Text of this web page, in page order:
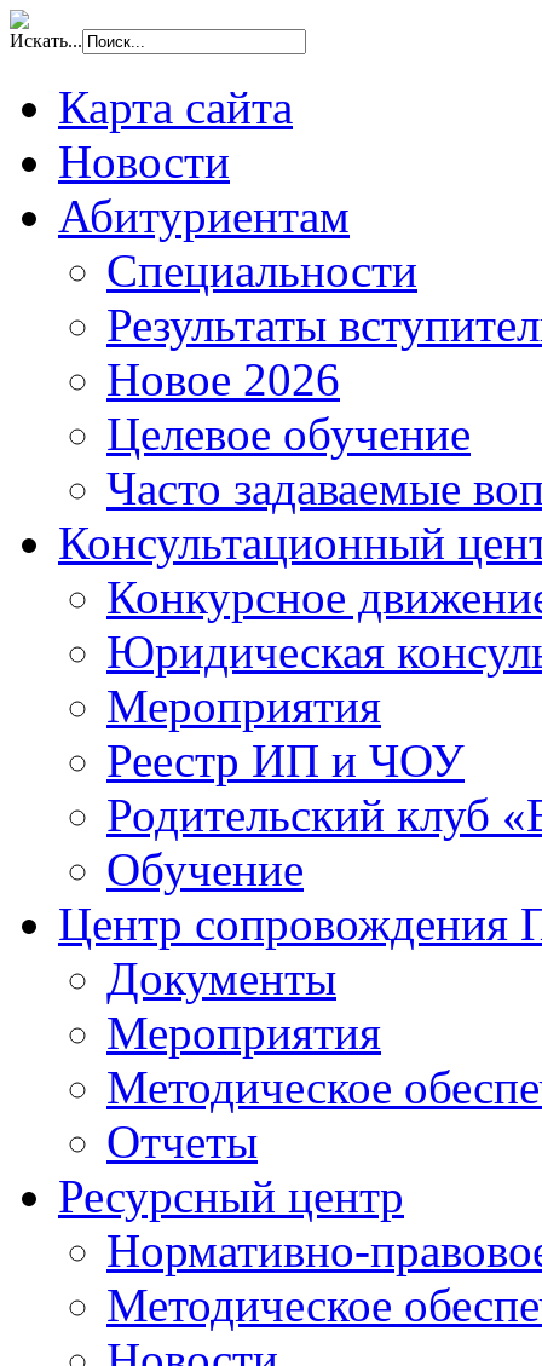
Искать...
Карта сайта
Новости
Абитуриентам
Специальности
Результаты
Новое 2026
Целевое обучение
Часто задаваемые
Консультационный
Конкурсное
Юридическая
Мероприятия
Реестр ИП и ЧОУ
Родительский клуб
Обучение
Центр сопровождения
Документы
Мероприятия
Методическое
Отчеты
Ресурсный центр
Нормативно-
Методическое